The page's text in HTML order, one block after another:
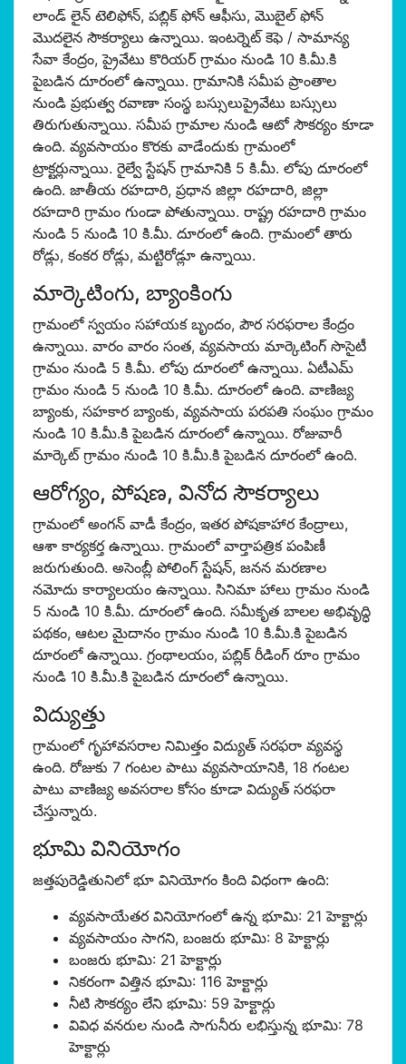
లాండ్ లైన్ టెలిఫోన్, పబ్లిక్ ఫోన్ ఆఫీసు, మొబైల్ ఫోన్
మొదలైన సౌకర్యాలు ఉన్నాయి. ఇంటర్నెట్ కెఫె / సామాన్య
సేవా కేంద్రం, ప్రైవేటు కొరియర్ గ్రామం నుండి 10 కి.మీ.కి
పైబడిన దూరంలో ఉన్నాయి. గ్రామానికి సమీప ప్రాంతాల
నుండి ప్రభుత్వ రవాణా సంస్థ బస్సులుప్రైవేటు బస్సులు
తిరుగుతున్నాయి. సమీప గ్రామాల నుండి ఆటో సౌకర్యం కూడా
ఉంది. వ్యవసాయం కొరకు వాడేందుకు గ్రామంలో
ట్రాక్టర్లున్నాయి. రైల్వే స్టేషన్ గ్రామానికి 5 కి.మీ. లోపు దూరంలో
ఉంది. జాతీయ రహదారి, ప్రధాన జిల్లా రహదారి, జిల్లా
రహదారి గ్రామం గుండా పోతున్నాయి. రాష్ట్ర రహదారి గ్రామం
నుండి 5 నుండి 10 కి.మీ. దూరంలో ఉంది. గ్రామంలో తారు
రోడ్లు, కంకర రోడ్లు, మట్టిరోడ్లూ ఉన్నాయి.
మార్కెటింగు, బ్యాంకింగు
గ్రామంలో స్వయం సహాయక బృందం, పౌర సరఫరాల కేంద్రం
ఉన్నాయి. వారం వారం సంత, వ్యవసాయ మార్కెటింగ్ సొసైటీ
గ్రామం నుండి 5 కి.మీ. లోపు దూరంలో ఉన్నాయి. ఏటీఎమ్
గ్రామం నుండి 5 నుండి 10 కి.మీ. దూరంలో ఉంది. వాణిజ్య
బ్యాంకు, సహకార బ్యాంకు, వ్యవసాయ పరపతి సంఘం గ్రామం
నుండి 10 కి.మీ.కి పైబడిన దూరంలో ఉన్నాయి. రోజువారీ
మార్కెట్ గ్రామం నుండి 10 కి.మీ.కి పైబడిన దూరంలో ఉంది.
ఆరోగ్యం, పోషణ, వినోద సౌకర్యాలు
గ్రామంలో అంగన్ వాడీ కేంద్రం, ఇతర పోషకాహార కేంద్రాలు,
ఆశా కార్యకర్త ఉన్నాయి. గ్రామంలో వార్తాపత్రిక పంపిణీ
జరుగుతుంది. అసెంబ్లీ పోలింగ్ స్టేషన్, జనన మరణాల
నమోదు కార్యాలయం ఉన్నాయి. సినిమా హాలు గ్రామం నుండి
5 నుండి 10 కి.మీ. దూరంలో ఉంది. సమీకృత బాలల అభివృద్ధి
పథకం, ఆటల మైదానం గ్రామం నుండి 10 కి.మీ.కి పైబడిన
దూరంలో ఉన్నాయి. గ్రంథాలయం, పబ్లిక్ రీడింగ్ రూం గ్రామం
నుండి 10 కి.మీ.కి పైబడిన దూరంలో ఉన్నాయి.
విద్యుత్తు
గ్రామంలో గృహావసరాల నిమిత్తం విద్యుత్ సరఫరా వ్యవస్థ
ఉంది. రోజుకు 7 గంటల పాటు వ్యవసాయానికి, 18 గంటల
పాటు వాణిజ్య అవసరాల కోసం కూడా విద్యుత్ సరఫరా
చేస్తున్నారు.
భూమి వినియోగం
జత్తపురెడ్డితునిలో భూ వినియోగం కింది విధంగా ఉంది:
వ్యవసాయేతర వినియోగంలో ఉన్న భూమి: 21 హెక్టార్లు
వ్యవసాయం సాగని, బంజరు భూమి: 8 హెక్టార్లు
బంజరు భూమి: 21 హెక్టార్లు
నికరంగా విత్తిన భూమి: 116 హెక్టార్లు
నీటి సౌకర్యం లేని భూమి: 59 హెక్టార్లు
వివిధ వనరుల నుండి సాగునీరు లభిస్తున్న భూమి: 78
హెక్టార్లు